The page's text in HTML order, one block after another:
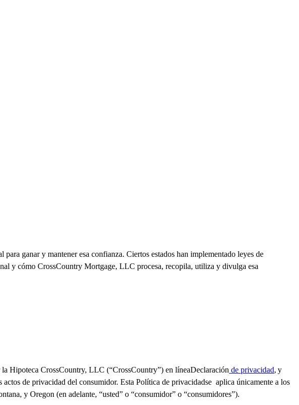
para ganar y mantener esa confianza. Ciertos estados han implementado leyes de
y cómo CrossCountry Mortgage, LLC procesa, recopila, utiliza y divulga esa
Hipoteca CrossCountry, LLC (“CrossCountry”) en líneaDeclaración de privacidad, y
actos de privacidad del consumidor. Esta Política de privacidadse aplica únicamente a los
y Oregon (en adelante, “usted” o “consumidor” o “consumidores”).